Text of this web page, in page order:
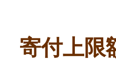
寄付上限